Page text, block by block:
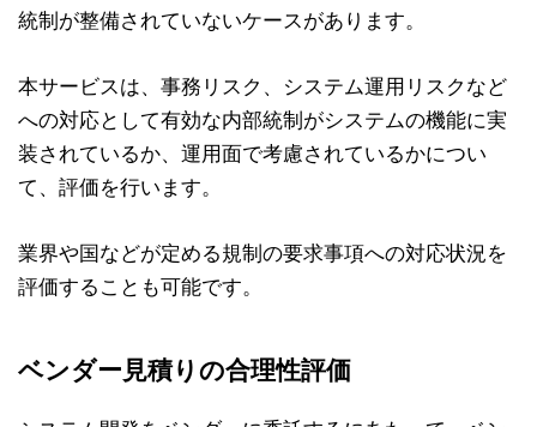
統制が整備されていないケースがあります。
本サービスは、事務リスク、システム運用リスクなど
への対応として有効な内部統制がシステムの機能に実
装されているか、運用面で考慮されているかについ
て、評価を行います。
業界や国などが定める規制の要求事項への対応状況を
評価することも可能です。
ベンダー見積りの合理性評価